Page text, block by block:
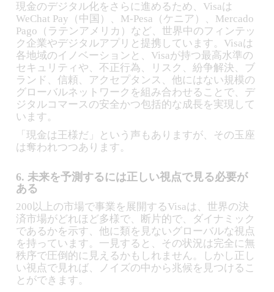
現金のデジタル化をさらに進めるため、Visaは
WeChat Pay（中国）、M-Pesa（ケニア）、Mercado
Pago（ラテンアメリカ）など、世界中のフィンテッ
ク企業やデジタルアプリと提携しています。Visaは
各地域のイノベーションと、Visaが持つ最高水準の
セキュリティや、不正行為、リスク、紛争解決、ブ
ランド、信頼、アクセプタンス、他にはない規模の
グローバルネットワークを組み合わせることで、デ
ジタルコマースの安全かつ包括的な成長を実現して
います。
「現金は王様だ」という声もありますが、その玉座
は奪われつつあります。
6. 未来を予測するには正しい視点で見る必要が
ある
200以上の市場で事業を展開するVisaは、世界の決
済市場がどれほど多様で、断片的で、ダイナミック
であるかを示す、他に類を見ないグローバルな視点
を持っています。一見すると、その状況は完全に無
秩序で圧倒的に見えるかもしれません。しかし正し
い視点で見れば、ノイズの中から兆候を見つけるこ
とができます。